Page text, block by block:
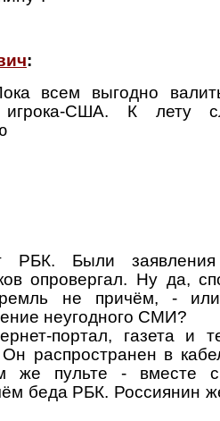
:
всем выгодно
игрока-США. К лету
РБК. Были
опровергал. Ну да,
не причём, -
неугодного СМИ?
портал, газета и
Он распространен в
же пульте - вместе
беда РБК. Россиянин